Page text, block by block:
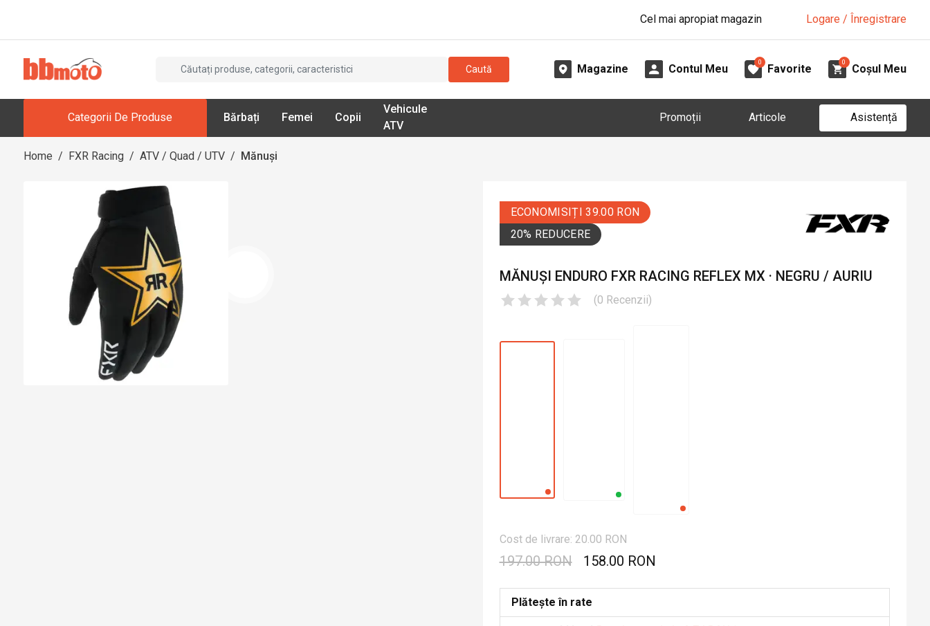
Cel mai apropiat magazin Logare / Înregistrare
Caută Magazine Contul Meu
0
Favorite
0
Coșul Meu
Categorii De Produse Bărbați Femei Copii
Vehicule
ATV
Promoții Articole Asistență
Home / FXR Racing / ATV / Quad / UTV / Mănuși
ECONOMISIȚI 39.00 RON
20% REDUCERE
MĂNUȘI ENDURO FXR RACING REFLEX MX · NEGRU / AURIU
(0 Recenzii)
Cost de livrare: 20.00 RON
197.00 RON 158.00 RON
Plătește în rate